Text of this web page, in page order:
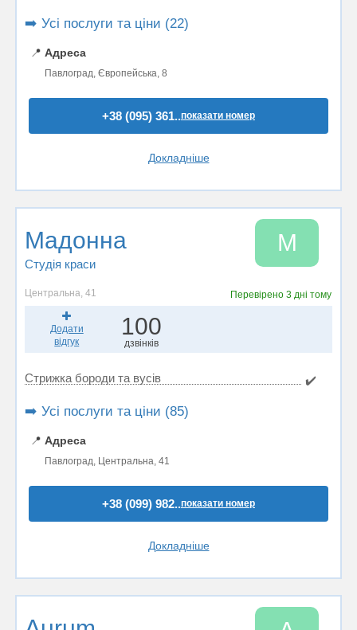
➡️ Усі послуги та ціни (22)
📍 Адреса
Павлоград, Європейська, 8
+38 (095) 361..показати номер
Докладніше
Мадонна
Студія краси
М
Центральна, 41 Перевірено3 дні тому
Додати
відгук
100
дзвінків
Стрижка бороди та вусів ✔️
➡️ Усі послуги та ціни (85)
📍 Адреса
Павлоград, Центральна, 41
+38 (099) 982..показати номер
Докладніше